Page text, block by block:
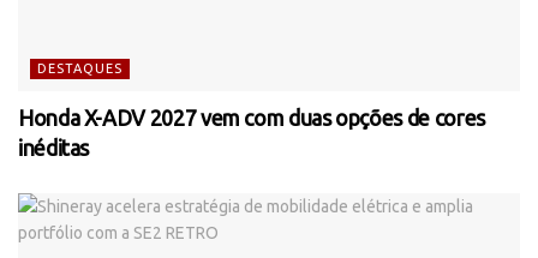
DESTAQUES
Honda X-ADV 2027 vem com duas opções de cores
inéditas